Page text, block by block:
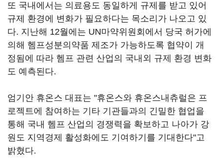
또 국내에서는 의료용도 동일하게 규제를 받고 있어
규제 환경에 변화가 필요하다는 목소리가 나오고 있
다. 지난해 12월에는 UN마약위원회에서 당국 허가에
의해 헴프성분의약품 제조가 가능하도록 협약이 개
정됨에 따라 헴프 관련 산업의 국내외 규제 환경 변화
도 예측된다.
엄기안 휴온스 대표는 "휴온스와 휴온스내츄럴은 프
로젝트에 참여하는 기타 기관들과의 긴밀한 협업을
통해 국내 헴프 산업의 경쟁력을 확보하고 나아가 강
원도 지역경제 활성화에도 기여하기를 기대한다"고
밝혔다.